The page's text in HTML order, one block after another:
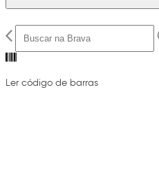
Ler código de barras